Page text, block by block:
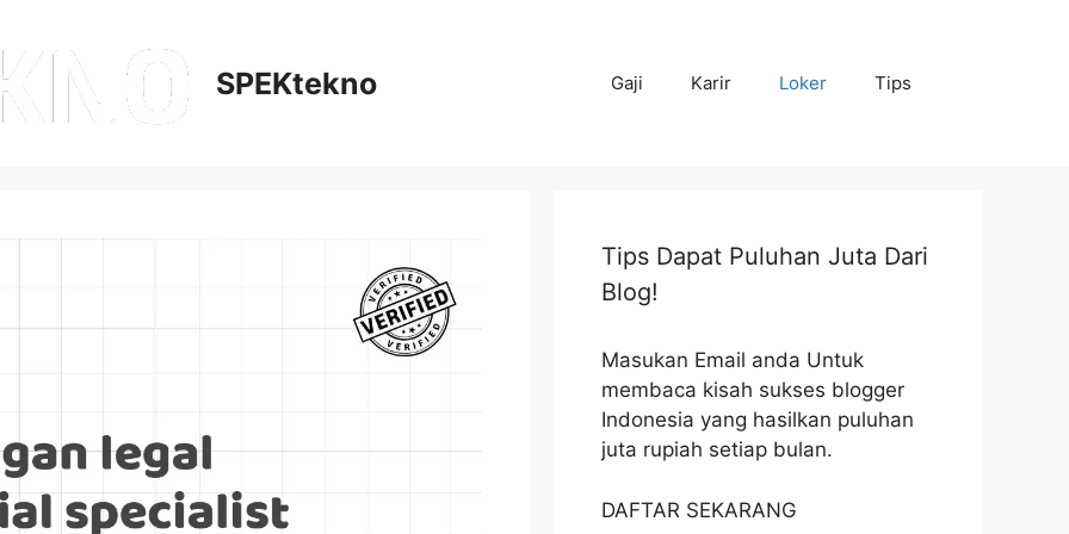
SPEKtekno Gaji Karir Loker Tips
Tips Dapat Puluhan Juta Dari
Blog!
Masukan Email anda Untuk
membaca kisah sukses blogger
Indonesia yang hasilkan puluhan
juta rupiah setiap bulan.
DAFTAR SEKARANG